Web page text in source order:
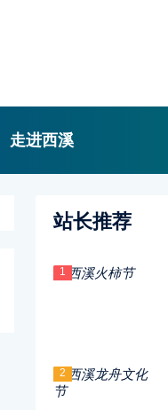
走进西溪
站长推荐
1
2